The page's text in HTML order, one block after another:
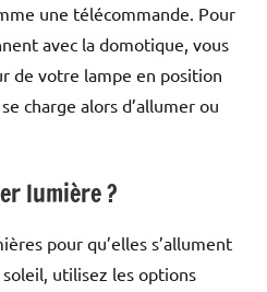
une télécommande. Pour
avec la domotique, vous
de votre lampe en position
charge alors d’allumer ou
lumière ?
pour qu’elles s’allument
utilisez les options